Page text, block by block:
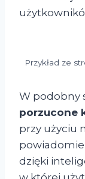
Przykład ze
W podobny
porzucone
przy użyciu
dzięki